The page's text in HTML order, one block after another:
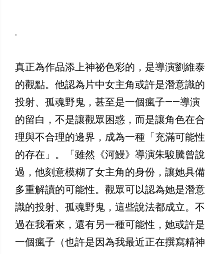
.
真正為作品添上神祕色彩的，是導演劉維泰
的觀點。他認為片中女主角或許是潛意識的
投射、孤魂野鬼，甚至是一個瘋子——導演
的留白，不是讓觀眾困惑，而是讓角色在合
理與不合理的邊界，成為一種「充滿可能性
的存在」。「雖然《河鰻》導演朱駿騰曾說
過，他刻意模糊了女主角的身份，讓她具備
多重解讀的可能性。觀眾可以認為她是潛意
識的投射、孤魂野鬼，這些說法都成立。不
過在我看來，還有另一種可能性，她或許是
一個瘋子（也許是因為我最近正在撰寫精神